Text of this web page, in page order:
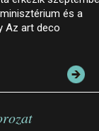
és a
Az art deco